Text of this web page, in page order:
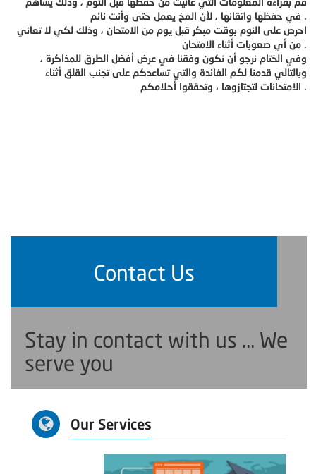
في حفظها واتقانها ، لأن المخ يعمل حتى وأنت نائم .
احرص على النوم بوقت مبكر قبل يوم من الامتحان ، وذلك لكي لا تعاني
من أي صعوبات أثناء الامتحان .
وفي الختام نرجو أن نكون وفقنا في عرض أفضل الطرق للمذاكرة ،
وبالتالي قدمنا لكم الفائدة والتي تساعدكم على تجنب القلق أثناء
الامتحانات لتجتازوها ، وتحققوا أحلامكم .
Contact Us
Stay in contact with us ... We
serve you
Our Services